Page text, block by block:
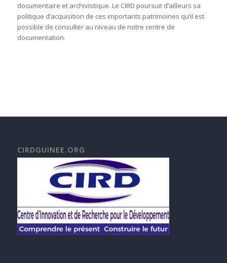
documentaire et archivistique. Le CIRD poursuit d’ailleurs sa
politique d’acquisition de ces importants patrimoines qu’il est
possible de consulter au niveau de notre centre de
documentation.
CIRDGUINEE.ORG